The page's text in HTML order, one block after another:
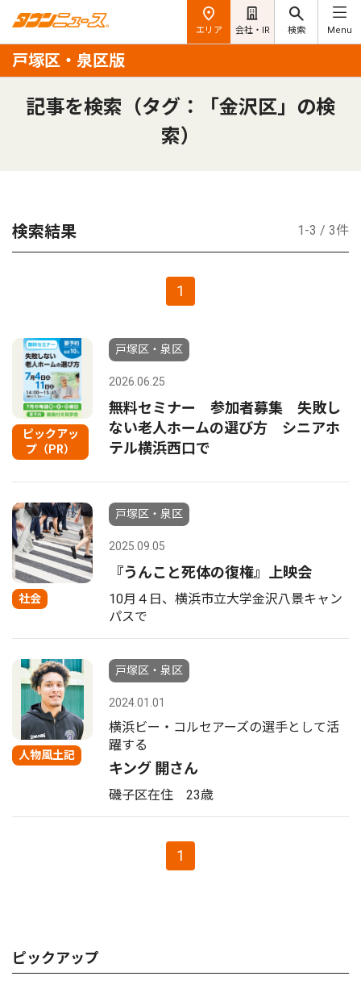
エリア 会社・IR 検索 Menu
戸塚区・泉区版
記事を検索（タグ：「金沢区」の検
索）
検索結果 1-3 / 3件
1
ピックアッ
プ（PR）
戸塚区・泉区
2026.06.25
無料セミナー 参加者募集 失敗し
ない老人ホームの選び方 シニアホ
テル横浜西口で
社会
戸塚区・泉区
2025.09.05
『うんこと死体の復権』上映会
10月４日、横浜市立大学金沢八景キャン
パスで
人物風土記
戸塚区・泉区
2024.01.01
横浜ビー・コルセアーズの選手として活
躍する
キング 開さん
磯子区在住 23歳
1
ピックアップ